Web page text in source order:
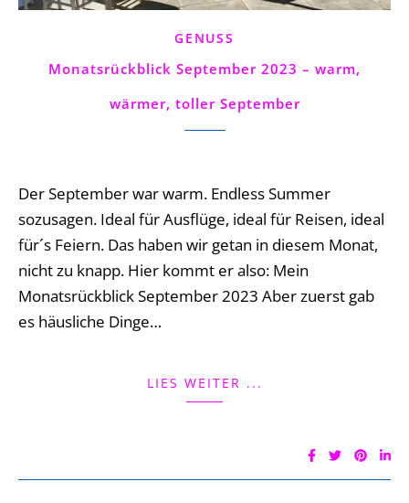
GENUSS
Monatsrückblick September 2023 – warm,
wärmer, toller September
Der September war warm. Endless Summer
sozusagen. Ideal für Ausflüge, ideal für Reisen, ideal
für´s Feiern. Das haben wir getan in diesem Monat,
nicht zu knapp. Hier kommt er also: Mein
Monatsrückblick September 2023 Aber zuerst gab
es häusliche Dinge…
LIES WEITER ...